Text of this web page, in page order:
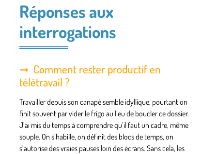
Réponses aux
interrogations
Comment rester productif en
télétravail ?
Travailler depuis son canapé semble idyllique, pourtant on
finit souvent par vider le frigo au lieu de boucler ce dossier.
J’ai mis du temps à comprendre qu’il faut un cadre, même
souple. On s’habille, on définit des blocs de temps, on
s’autorise des vraies pauses loin des écrans. Sans cela, les